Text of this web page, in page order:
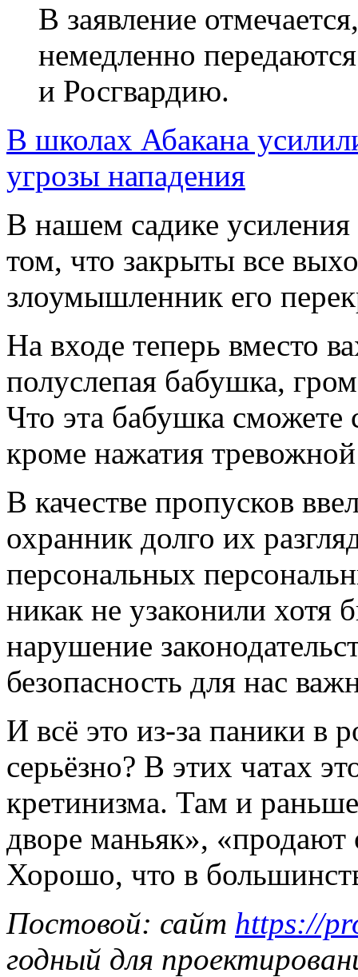
В заявление
немедленно
и Росгвардию.
В школах Абакана
угрозы нападения
В нашем садике усиления
том, что закрыты все
злоумышленник его
На входе теперь вместо
полуслепая бабушка,
Что эта бабушка
кроме нажатия
В качестве пропусков
охранник долго их
персональных
никак не узаконили хотя
нарушение
безопасность для нас
И всё это из-за паники в
серьёзно? В этих чатах
кретинизма. Там и
дворе маньяк»,
Хорошо, что в
Постовой: сайт https://
годный для